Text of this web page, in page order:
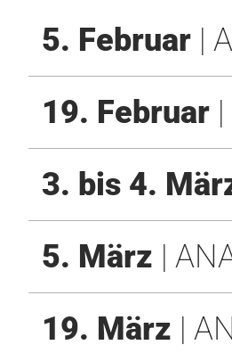
5. Februar |
19. Februar
3. bis 4.
5. März |
19. März |